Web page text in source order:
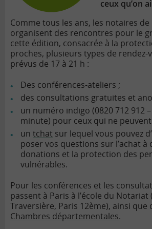
ceux qu’on
Comme tous les ans, les notaires de
organisent des rencontres pour le
cette édition, consacrée à la
proches, plusieurs types de rendez-
prévus de 17 à 21 h :
Des conférences-ateliers ;
des consultations gratuites et
un numéro indigo (0820 712 912 –
minute) pour ceux qui ne
un tchat sur lequel vous pouvez
poser vos questions sur l’achat à
donations et la protection des
vulnérables.
Pour les conférences et les
passent à Paris à l’école du Notariat
Traversière, Paris 12ème), ainsi que
Chambres départementales.